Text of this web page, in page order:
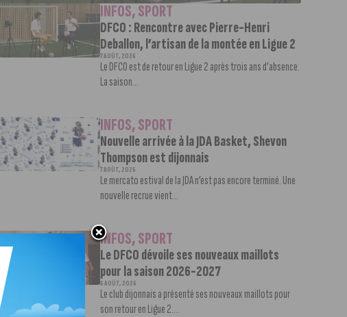
INFOS,SPORT
DFCO : Rencontre avec Pierre-Henri
Deballon, l’artisan de la montée en Ligue 2
7 AOÛT, 2026
Le DFCO est de retour en Ligue 2 après trois ans d’absence.
La saison...
INFOS,SPORT
Nouvelle arrivée à la JDA Basket, Shevon
Thompson est dijonnais
7 AOÛT, 2026
Le mercato estival de la JDA n’est pas encore terminé. Une
nouvelle recrue vient...
INFOS,SPORT
Le DFCO dévoile ses nouveaux maillots
pour la saison 2026-2027
6 AOÛT, 2026
Le club dijonnais a présenté ses nouveaux maillots pour
son retour en Ligue 2....